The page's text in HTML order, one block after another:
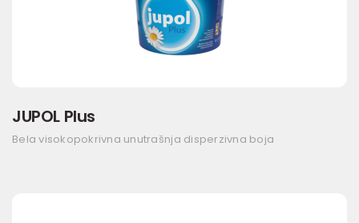
JUPOL Plus
Bela visokopokrivna unutrašnja disperzivna boja